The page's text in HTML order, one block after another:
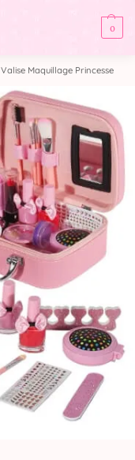
0
Valise Maquillage Princesse